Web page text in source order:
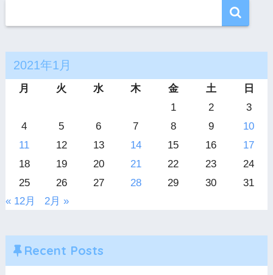
2021年1月
月 火 水 木 金 土
日
1
2
3
4
5 6 7 8 9
10
11
12 13 14 15 16
17
18
19 20 21 22 23
24
25
26 27 28 29 30
31
« 12月
2月 »
Recent Posts